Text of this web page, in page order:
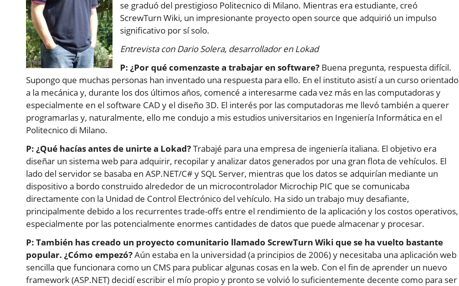
se graduó del prestigioso Politecnico di Milano. Mientras era estudiante, creó
ScrewTurn Wiki, un impresionante proyecto open source que adquirió un impulso
significativo por sí solo.
Entrevista con Dario Solera, desarrollador en Lokad
P: ¿Por qué comenzaste a trabajar en software? Buena pregunta, respuesta difícil.
Supongo que muchas personas han inventado una respuesta para ello. En el instituto asistí a un curso orientado
a la mecánica y, durante los dos últimos años, comencé a interesarme cada vez más en las computadoras y
especialmente en el software CAD y el diseño 3D. El interés por las computadoras me llevó también a querer
programarlas y, naturalmente, ello me condujo a mis estudios universitarios en Ingeniería Informática en el
Politecnico di Milano.
P: ¿Qué hacías antes de unirte a Lokad?Trabajé para una empresa de ingeniería italiana. El objetivo era
diseñar un sistema web para adquirir, recopilar y analizar datos generados por una gran flota de vehículos. El
lado del servidor se basaba en ASP.NET/C# y SQL Server, mientras que los datos se adquirían mediante un
dispositivo a bordo construido alrededor de un microcontrolador Microchip PIC que se comunicaba
directamente con la Unidad de Control Electrónico del vehículo. Ha sido un trabajo muy desafiante,
principalmente debido a los recurrentes trade-offs entre el rendimiento de la aplicación y los costos operativos,
especialmente por las potencialmente enormes cantidades de datos que puede almacenar y procesar.
P: También has creado un proyecto comunitario llamado ScrewTurn Wiki que se ha vuelto bastante
popular. ¿Cómo empezó?Aún estaba en la universidad (a principios de 2006) y necesitaba una aplicación web
sencilla que funcionara como un CMS para publicar algunas cosas en la web. Con el fin de aprender un nuevo
framework (ASP.NET) decidí escribir el mío propio y pronto se volvió lo suficientemente decente como para ser